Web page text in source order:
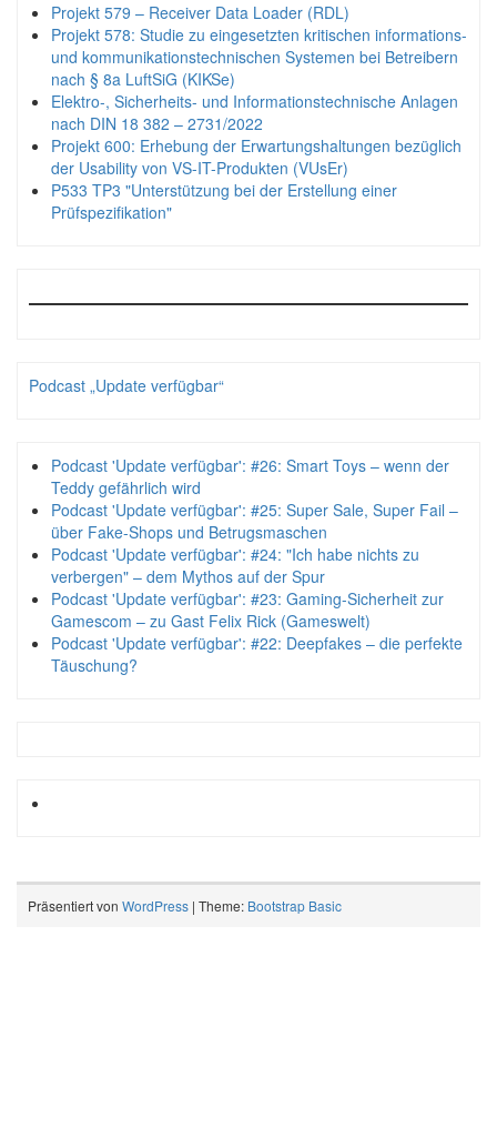
Projekt 579 – Receiver Data Loader (RDL)
Projekt 578: Studie zu eingesetzten kritischen informations-
und kommunikationstechnischen Systemen bei Betreibern
nach § 8a LuftSiG (KIKSe)
Elektro-, Sicherheits- und Informationstechnische Anlagen
nach DIN 18 382 – 2731/2022
Projekt 600: Erhebung der Erwartungshaltungen bezüglich
der Usability von VS-IT-Produkten (VUsEr)
P533 TP3 "Unterstützung bei der Erstellung einer
Prüfspezifikation"
Podcast „Update verfügbar“
Podcast 'Update verfügbar': #26: Smart Toys – wenn der
Teddy gefährlich wird
Podcast 'Update verfügbar': #25: Super Sale, Super Fail –
über Fake-Shops und Betrugsmaschen
Podcast 'Update verfügbar': #24: "Ich habe nichts zu
verbergen" – dem Mythos auf der Spur
Podcast 'Update verfügbar': #23: Gaming-Sicherheit zur
Gamescom – zu Gast Felix Rick (Gameswelt)
Podcast 'Update verfügbar': #22: Deepfakes – die perfekte
Täuschung?
Präsentiert von WordPress | Theme: Bootstrap Basic